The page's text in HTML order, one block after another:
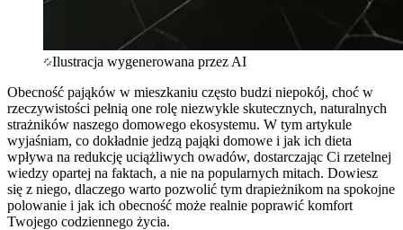
Ilustracja wygenerowana przez AI
Obecność pająków w mieszkaniu często budzi niepokój, choć w
rzeczywistości pełnią one rolę niezwykle skutecznych, naturalnych
strażników naszego domowego ekosystemu. W tym artykule
wyjaśniam, co dokładnie jedzą pająki domowe i jak ich dieta
wpływa na redukcję uciążliwych owadów, dostarczając Ci rzetelnej
wiedzy opartej na faktach, a nie na popularnych mitach. Dowiesz
się z niego, dlaczego warto pozwolić tym drapieżnikom na spokojne
polowanie i jak ich obecność może realnie poprawić komfort
Twojego codziennego życia.